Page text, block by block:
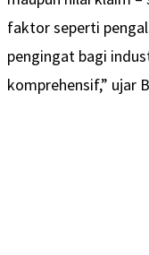
faktor seperti
pengingat bagi
komprehensif,” ujar